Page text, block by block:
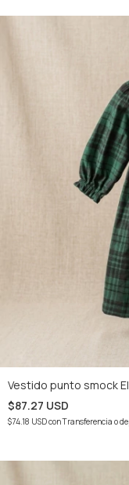
Vestido punto smock
$87.27 USD
$74.18 USDconTransferencia o